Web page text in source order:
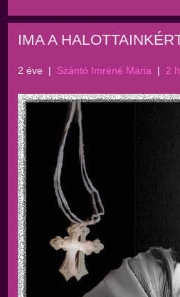
IMA A
2 éve | Szántó Imréné Mária | 2